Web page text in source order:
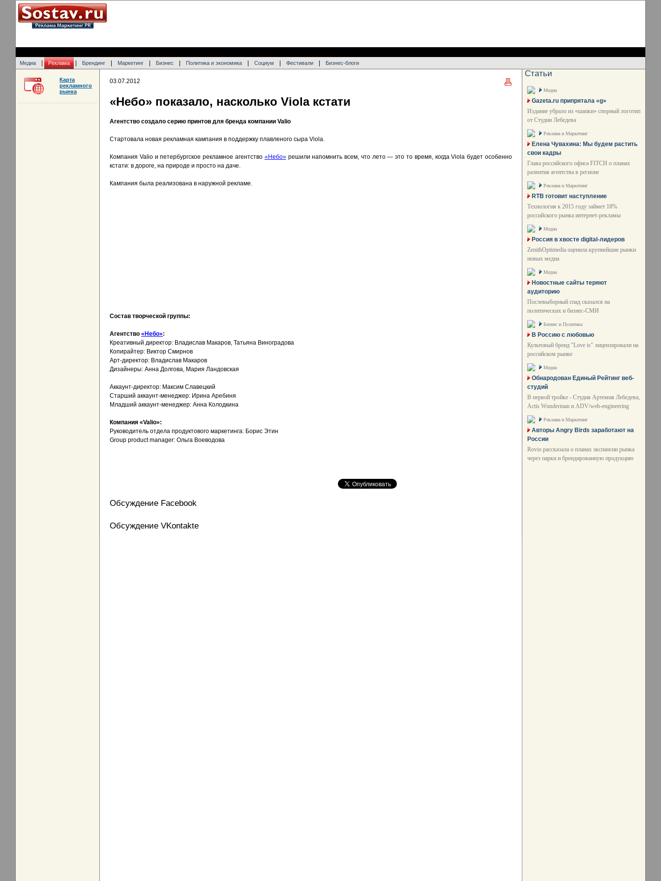
Медиа Реклама Брендинг Маркетинг Бизнес Политика и экономика Социум Фестивали Бизнес-блоги
03.07.2012
«Небо» показало, насколько Viola кстати
Агентство создало серию принтов для бренда компании Valio
Стартовала новая рекламная кампания в поддержку плавленого сыра Viola.
Компания Valio и петербургское рекламное агентство «Небо»решили напомнить всем, что лето — это то время, когда Viola будет особенно
кстати: в дороге, на природе и просто на даче.
Кампания была реализована в наружной рекламе.
Состав творческой группы:
Агентство «Небо»:
Креативный директор: Владислав Макаров, Татьяна Виноградова
Копирайтер: Виктор Смирнов
Арт-директор: Владислав Макаров
Дизайнеры: Анна Долгова, Мария Ландовская
Аккаунт-директор: Максим Славецкий
Старший аккаунт-менеджер: Ирина Аребиня
Младший аккаунт-менеджер: Анна Колодкина
Компания «Valio»:
Руководитель отдела продуктового маркетинга: Борис Этин
Group product manager: Ольга Воеводова
Обсуждение Facebook
Обсуждение VKontakte
Карта
рекламного
рынка
Статьи
Медиа
Gazeta.ru припрятала «g»
Издание убрало из «шапки» спорный логотип
от Студии Лебедева
Реклама и Маркетинг
Елена Чувахина: Мы будем растить
свои кадры
Глава российского офиса FITCH о планах
развития агентства в регионе
Реклама и Маркетинг
RTB готовит наступление
Технология к 2015 году займет 18%
российского рынка интернет-рекламы
Медиа
Россия в хвосте digital-лидеров
ZenithOptimedia оценила крупнейшие рынки
новых медиа
Медиа
Новостные сайты теряют
аудиторию
Послевыборный спад сказался на
политических и бизнес-СМИ
Бизнес и Политика
В Россию с любовью
Культовый бренд "Love is" лицензировали на
российском рынке
Медиа
Обнародован Единый Рейтинг веб-
студий
В первой тройке - Студия Артемия Лебедева,
Actis Wunderman и ADV/web-engineering
Реклама и Маркетинг
Авторы Angry Birds заработают на
России
Rovio рассказала о планах экспансии рынка
через парки и брендированную продукцию